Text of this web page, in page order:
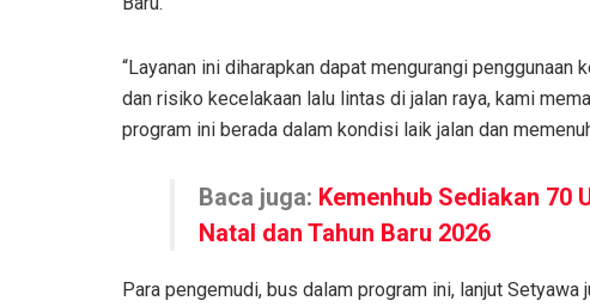
“Layanan ini diharapkan dapat mengurangi
dan risiko kecelakaan lalu lintas di jalan raya, kami
program ini berada dalam kondisi laik jalan dan
Baca juga: Kemenhub Sediakan 70
Natal dan Tahun Baru 2026
Para pengemudi, bus dalam program ini, lanjut